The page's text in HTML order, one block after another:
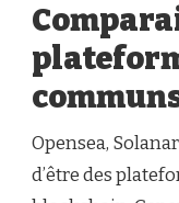
Opensea,
d’être des